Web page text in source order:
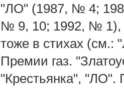
"ЛО" (1987, № 4;
№ 9, 10; 1992, № 1),
тоже в стихах
Премии газ.
"Крестьянка", "ЛО".